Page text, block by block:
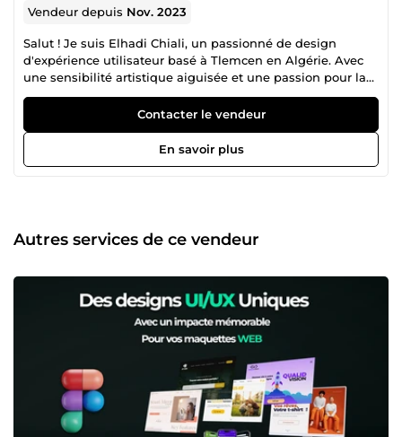
Vendeur depuis Nov. 2023
Salut ! Je suis Elhadi Chiali, un passionné de design
d'expérience utilisateur basé à Tlemcen en Algérie. Avec
une sensibilité artistique aiguisée et une passion pour la
création de solutions visuelles intuitives, je m'efforce de
rendre chaque interaction utilisateur mémorable. En tant
que UI/UX designer, je me spécialise dans la conception
d'interfaces utilisateur engageantes et fonctionnelles. De
la création de wireframes à la mise en œuvre de
utilisateur et de la recherche constante des meilleures
pratiques de conception. Je m'efforce constamment
Que ce soit pour une application mobile, un site web ou
un logiciel, mon objectif ultime est de fournir des
solutions esthétiques et fonctionnelles qui répondent aux
besoins de mes clients et des utilisateurs finaux.
Rejoignez-moi dans cette aventure visuelle, où chaque
pixel compte et chaque interaction raconte une histoire.
Ensemble, explorons les possibilités infinies du design
pour créer des expériences mémorables et intuitives
Contacter le vendeur
En savoir plus
Autres services de ce vendeur